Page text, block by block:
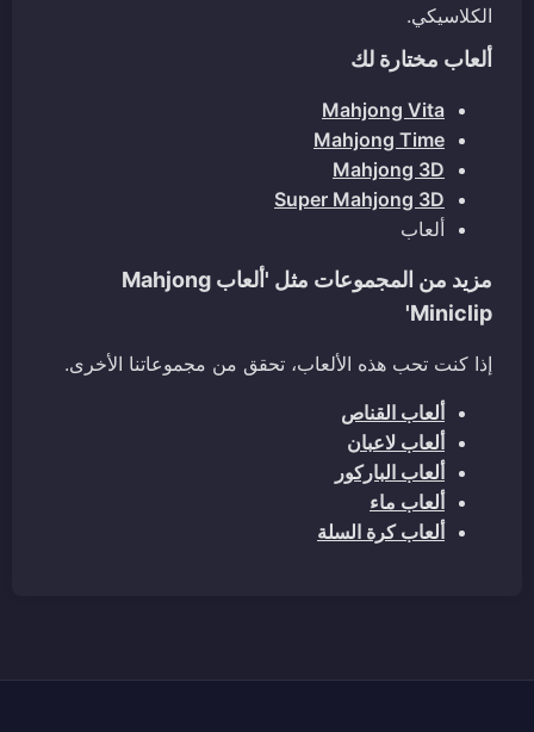
الكلاسيكي.
ألعاب مختارة لك
Mahjong Vita
Mahjong Time
Mahjong 3D
Super Mahjong 3D
ألعاب
مزيد من المجموعات مثل 'ألعاب Mahjong
Miniclip'
إذا كنت تحب هذه الألعاب، تحقق من مجموعاتنا الأخرى.
ألعاب القناص
ألعاب لاعبان
ألعاب الباركور
ألعاب ماء
ألعاب كرة السلة